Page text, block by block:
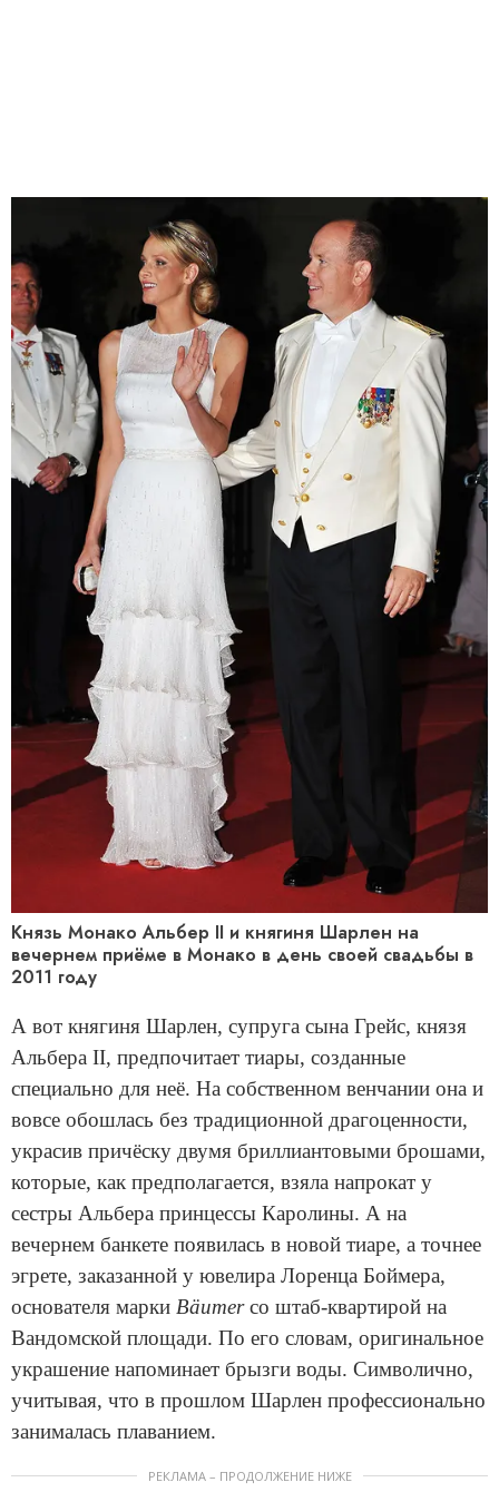
Князь Монако Альбер II и княгиня Шарлен на
вечернем приёме в Монако в день своей свадьбы в
2011 году
А вот княгиня Шарлен, супруга сына Грейс, князя
Альбера II, предпочитает тиары, созданные
специально для неё. На собственном венчании она и
вовсе обошлась без традиционной драгоценности,
украсив причёску двумя бриллиантовыми брошами,
которые, как предполагается, взяла напрокат у
сестры Альбера принцессы Каролины. А на
вечернем банкете появилась в новой тиаре, а точнее
эгрете, заказанной у ювелира Лоренца Боймера,
основателя марки Bäumerсо штаб-квартирой на
Вандомской площади. По его словам, оригинальное
украшение напоминает брызги воды. Символично,
учитывая, что в прошлом Шарлен профессионально
занималась плаванием.
РЕКЛАМА – ПРОДОЛЖЕНИЕ НИЖЕ